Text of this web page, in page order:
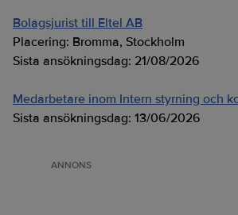
Bolagsjurist till Eltel AB
Placering: Bromma, Stockholm
Sista ansökningsdag: 21/08/2026
Medarbetare inom Intern styrning och
Sista ansökningsdag: 13/06/2026
ANNONS